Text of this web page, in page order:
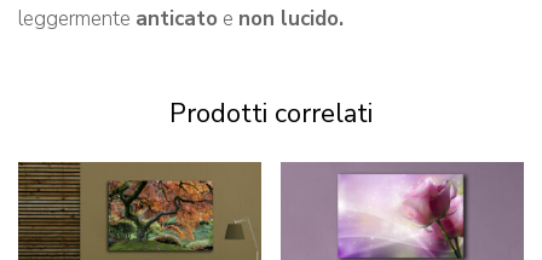
leggermente anticato e non lucido.
Prodotti correlati